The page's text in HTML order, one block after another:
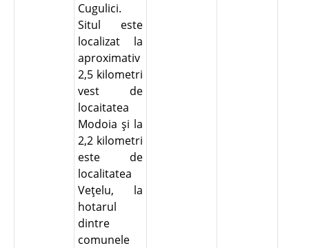
Cugulici.
Situl este
localizat la
aproximativ
2,5 kilometri
vest de
locaitatea
Modoia şi la
2,2 kilometri
este de
localitatea
Veţelu, la
hotarul
dintre
comunele